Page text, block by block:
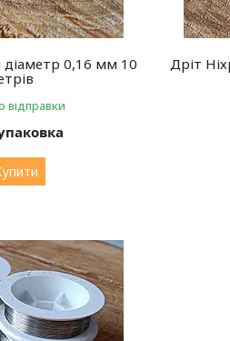
0,16 мм 10
відправки
Дріт